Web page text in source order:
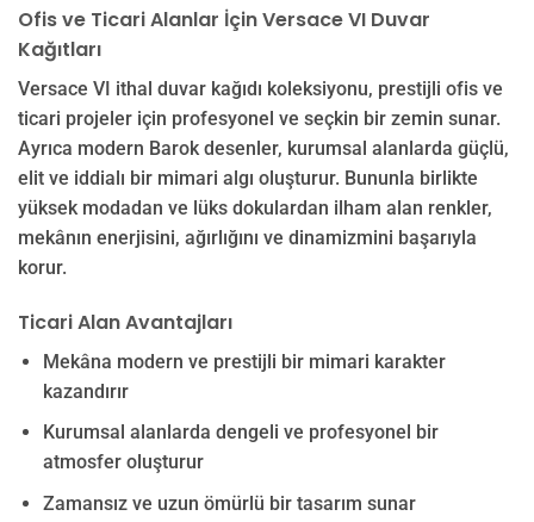
Ofis ve Ticari Alanlar İçin Versace VI Duvar
Kağıtları
Versace VI ithal duvar kağıdı koleksiyonu, prestijli ofis ve
ticari projeler için profesyonel ve seçkin bir zemin sunar.
Ayrıca modern Barok desenler, kurumsal alanlarda güçlü,
elit ve iddialı bir mimari algı oluşturur. Bununla birlikte
yüksek modadan ve lüks dokulardan ilham alan renkler,
mekânın enerjisini, ağırlığını ve dinamizmini başarıyla
korur.
Ticari Alan Avantajları
Mekâna modern ve prestijli bir mimari karakter
kazandırır
Kurumsal alanlarda dengeli ve profesyonel bir
atmosfer oluşturur
Zamansız ve uzun ömürlü bir tasarım sunar